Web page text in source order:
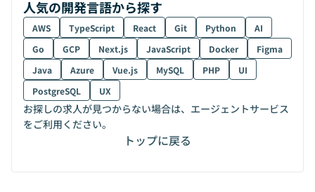
人気の開発言語から探す
AWS TypeScript React Git Python
AI
Go
GCP Next.js JavaScript Docker
Figma
Java
Azure Vue.js MySQL PHP
UI
PostgreSQL
UX
お探しの求人が見つからない場合は、エージェントサービス
をご利用ください。
トップに戻る